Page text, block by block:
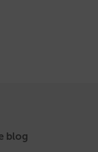
blog